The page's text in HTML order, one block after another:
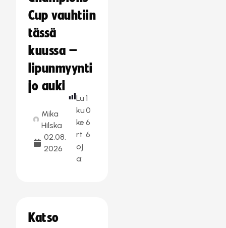
Cup vauhtiin
tässä
kuussa –
lipunmyynti
jo auki
Mika
Hilska
02.08.
2026
Lu
ku
ke
rt
oj
a:
1
0
6
6
Katso